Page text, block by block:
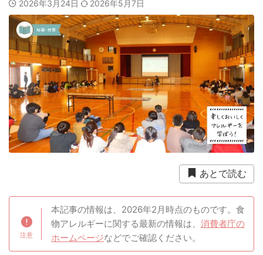
停電 備蓄 収納 在宅避難 地震
夏 外出中 外出先 小学生 座談会
暮らし方 検証 特別企画 生理 発災直後
衛生用品 被災中 豪雨 赤ちゃん 避難前
避難所 野菜 防災おでかけ 防災グッズ
非常食
2026年3月24日 2026年5月7日
あとで読む
本記事の情報は、2026年2月時点のものです。食
物アレルギーに関する最新の情報は、 消費者庁の
ホームページなどでご確認ください。